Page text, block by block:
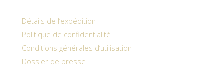
Détails de l’expédition
Politique de confidentialité
Conditions générales d’utilisation
Dossier de presse